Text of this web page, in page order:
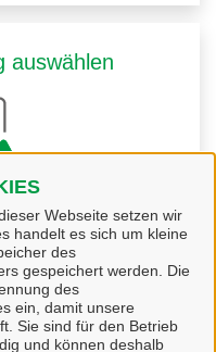
Webseite setzen wir
handelt es sich um kleine
des
gespeichert werden. Die
des
ein, damit unsere
Sie sind für den Betrieb
und können deshalb
auswählen
aus. Viele
starten und uns